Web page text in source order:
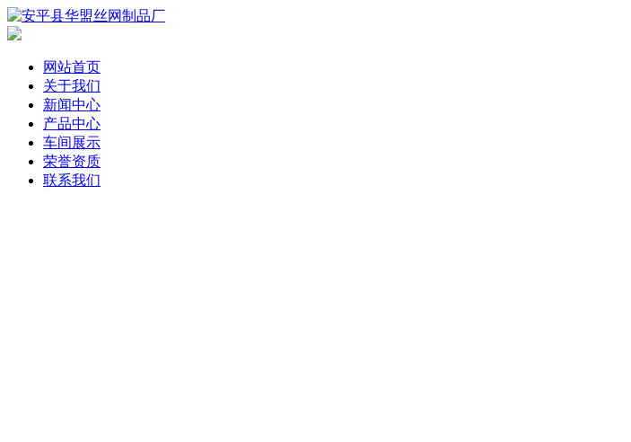
网站首页
关于我们
新闻中心
产品中心
车间展示
荣誉资质
联系我们